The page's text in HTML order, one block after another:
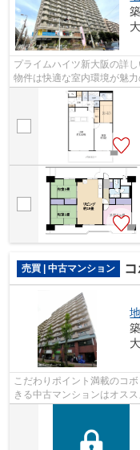
プライムハイツ新大阪の詳
物件は快適な室内環境が魅
4分に位置する、魅力的な駅
売買 | 中古マンション
こだわりポイント満載のコ
きる中古マンションはオス
力的な物件です。こちらは